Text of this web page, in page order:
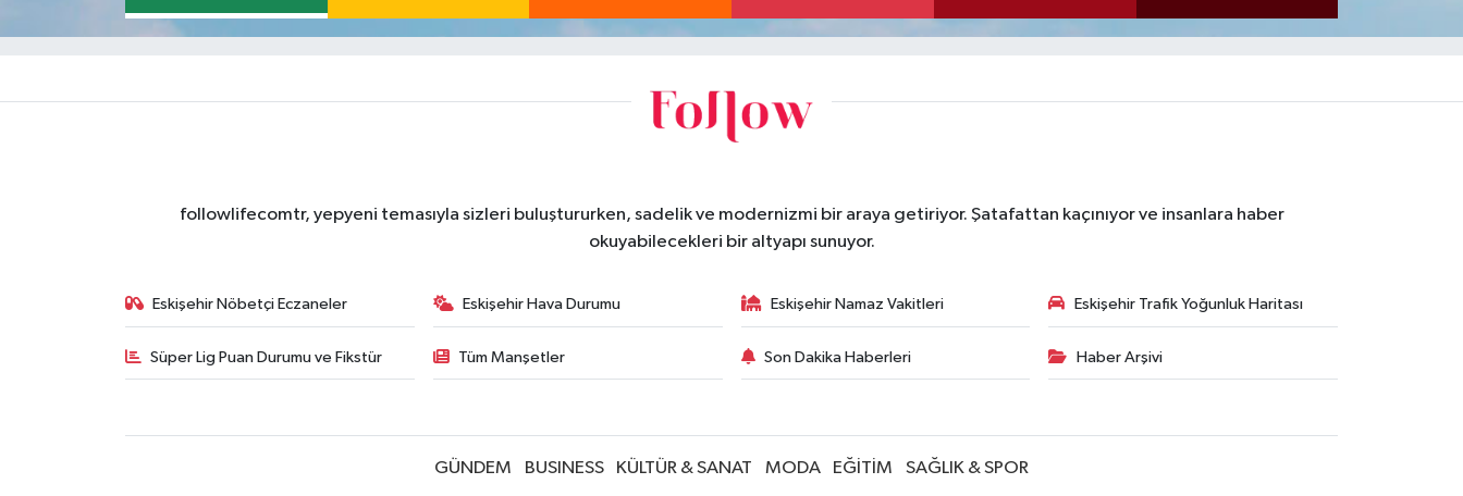
followlifecomtr, yepyeni temasıyla sizleri buluştururken, sadelik ve modernizmi bir araya getiriyor. Şatafattan kaçınıyor ve insanlara haber
okuyabilecekleri bir altyapı sunuyor.
Eskişehir Nöbetçi Eczaneler Eskişehir Hava Durumu Eskişehir Namaz Vakitleri Eskişehir Trafik Yoğunluk Haritası
Süper Lig Puan Durumu ve Fikstür Tüm Manşetler Son Dakika Haberleri Haber Arşivi
GÜNDEM BUSINESS KÜLTÜR & SANAT MODA EĞİTİM SAĞLIK & SPOR